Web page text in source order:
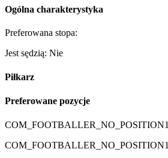
Ogólna charakterystyka
Preferowana stopa:
Jest sędzią: Nie
Piłkarz
Preferowane pozycje
COM_FOOTBALLER_NO_POSITION1
COM_FOOTBALLER_NO_POSITION1